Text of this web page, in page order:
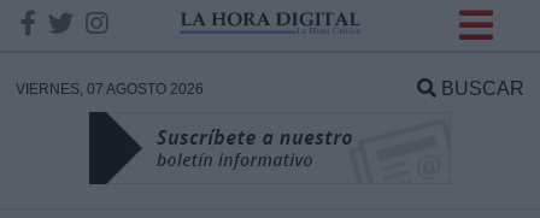
VIERNES, 07 AGOSTO 2026 BUSCAR
DATOS
Responsable: